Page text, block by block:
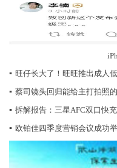
▪ 旺仔长大了！旺旺推出成人
▪ 蔡司镜头回归能给主打拍照
▪ 拆解报告：三星AFC双口快
▪ 欧铂佳四季度营销会议成功